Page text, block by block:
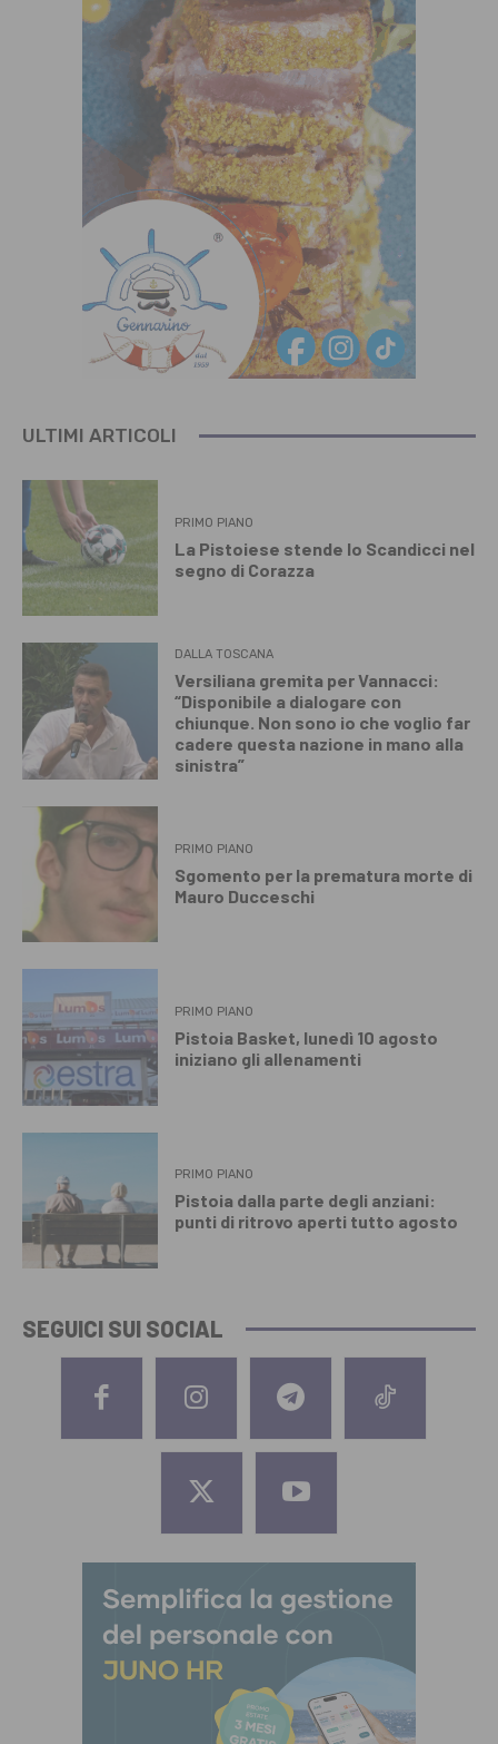
ULTIMI ARTICOLI
PRIMO PIANO
La Pistoiese stende lo Scandicci nel
segno di Corazza
DALLA TOSCANA
Versiliana gremita per Vannacci:
“Disponibile a dialogare con
chiunque. Non sono io che voglio far
cadere questa nazione in mano alla
sinistra”
PRIMO PIANO
Sgomento per la prematura morte di
Mauro Ducceschi
PRIMO PIANO
Pistoia Basket, lunedì 10 agosto
iniziano gli allenamenti
PRIMO PIANO
Pistoia dalla parte degli anziani:
punti di ritrovo aperti tutto agosto
SEGUICI SUI SOCIAL